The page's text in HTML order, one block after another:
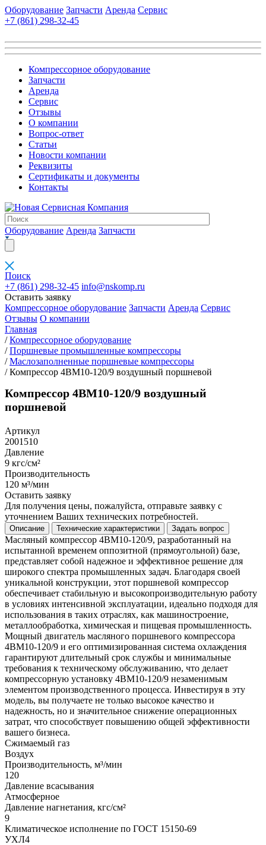
Оборудование Запчасти Аренда Сервис
+7 (861) 298-32-45
Компрессорное оборудование
Запчасти
Аренда
Сервис
Отзывы
О компании
Вопрос-ответ
Статьи
Новости компании
Реквизиты
Сертификаты и документы
Контакты
Оборудование Аренда Запчасти
Поиск
+7 (861) 298-32-45 info@nskomp.ru
Оставить заявку
Компрессорное оборудование Запчасти Аренда Сервис
Отзывы О компании
Главная
/Компрессорное оборудование
/Поршневые промышленные компрессоры
/Маслозаполненные поршневые компрессоры
/Компрессор 4ВМ10-120/9 воздушный поршневой
Компрессор 4ВМ10-120/9 воздушный
поршневой
Артикул
2001510
Давление
9 кгс/см²
Производительность
120 м³/мин
Оставить заявку
Для получения цены, пожалуйста, отправьте заявку с
уточнением Ваших технических потребностей.
Описание Технические характеристики Задать вопрос
Масляный компрессор 4ВМ10-120/9, разработанный на
испытанной временем оппозитной (прямоугольной) базе,
представляет собой надежное и эффективное решение для
широкого спектра промышленных задач. Благодаря своей
уникальной конструкции, этот поршневой компрессор
обеспечивает стабильную и высокопроизводительную работу
в условиях интенсивной эксплуатации, идеально подходя для
использования в таких отраслях, как машиностроение,
металлообработка, химическая и пищевая промышленность.
Мощный двигатель масляного поршневого компрессора
4ВМ10-120/9 и его оптимизированная система охлаждения
гарантируют длительный срок службы и минимальные
требования к техническому обслуживанию, что делает
компрессорную установку 4ВМ10-120/9 незаменимым
элементом производственного процесса. Инвестируя в эту
модель, вы получаете не только высокое качество и
надежность, но и значительное снижение операционных
затрат, что способствует повышению общей эффективности
вашего бизнеса.
Сжимаемый газ
Воздух
Производительность, м³/мин
120
Давление всасывания
Атмосферное
Давление нагнетания, кгс/см²
9
Климатическое исполнение по ГОСТ 15150-69
УХЛ4